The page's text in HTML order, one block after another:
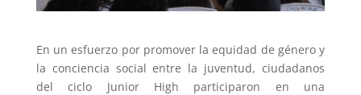
En un esfuerzo por promover la equidad de género y
la conciencia social entre la juventud, ciudadanos
del ciclo Junior High participaron en una